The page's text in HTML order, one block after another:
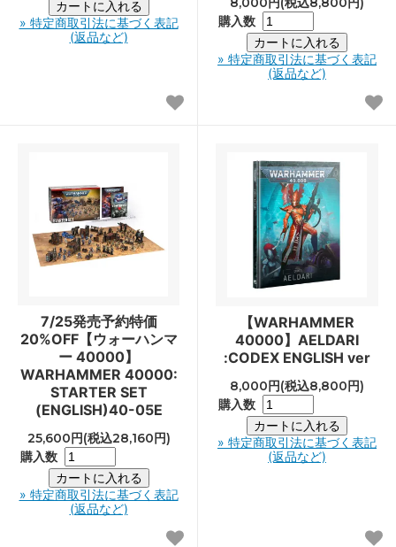
» 特定商取引法に基づく表記
(返品など)
購入数
» 特定商取引法に基づく表記
(返品など)
7/25発売予約特価
20%OFF【ウォーハンマ
ー 40000】
WARHAMMER 40000:
STARTER SET
(ENGLISH)40-05E
25,600円(税込28,160円)
購入数
» 特定商取引法に基づく表記
(返品など)
【WARHAMMER
40000】AELDARI
:CODEX ENGLISH ver
8,000円(税込8,800円)
購入数
» 特定商取引法に基づく表記
(返品など)